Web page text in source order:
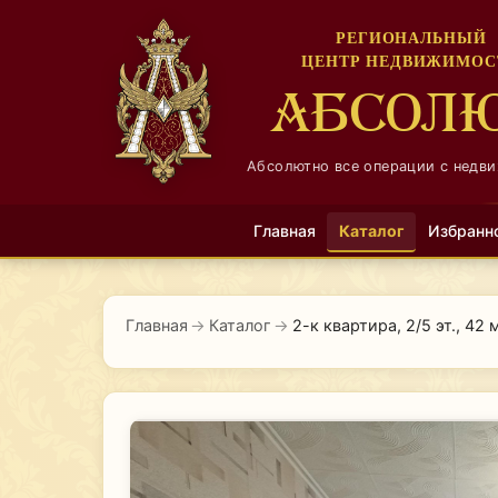
РЕГИОНАЛЬНЫЙ
ЦЕНТР
Абсолютно все операции с
Главная Каталог
Главная → Каталог → 2-к квартира, 2/5 эт., 42